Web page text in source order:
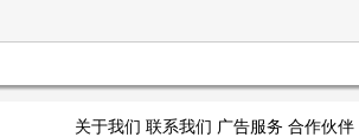
关于我们 联系我们 广告服务 合作伙伴